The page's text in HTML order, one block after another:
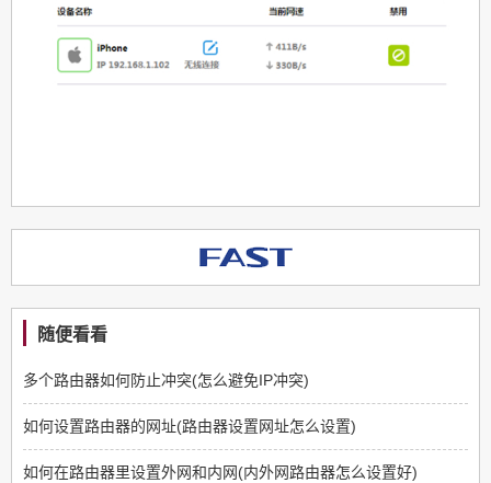
随便看看
多个路由器如何防止冲突(怎么避免IP冲突)
如何设置路由器的网址(路由器设置网址怎么设置)
如何在路由器里设置外网和内网(内外网路由器怎么设置好)